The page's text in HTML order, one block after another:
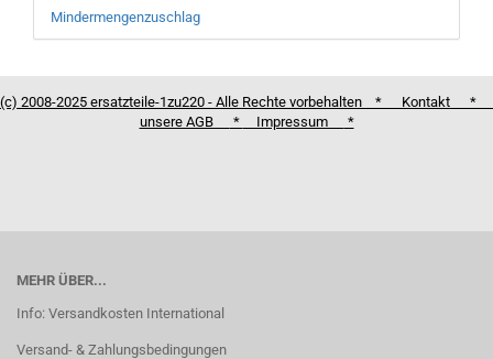
Mindermengenzuschlag
(c) 2008-2025 ersatzteile-1zu220 - Alle Rechte vorbehalten * Kontakt *
unsere AGB
* Impressum *
MEHR ÜBER...
Info: Versandkosten International
Versand- & Zahlungsbedingungen